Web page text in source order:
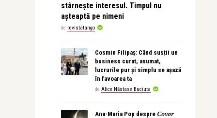
stârnește interesul. Timpul nu
așteaptă pe nimeni
de revistatango
Cosmin Filipaș: Când susții un
business curat, asumat,
lucrurile pur și simplu se așază
în favoarea ta
de Alice Năstase Buciuta
Ana-Maria Pop despre 𝐶𝑜𝑣𝑜𝑟